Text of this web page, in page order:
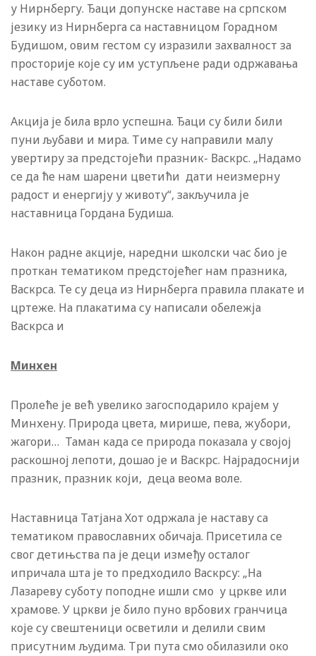
у Нирнбергу. Ђаци допунске наставе на српском
језику из Нирнберга са наставницом Горадном
Будишом, овим гестом су изразили захвалност за
просторије које су им уступљене ради одржавања
наставе суботом.
Акција је била врло успешна. Ђаци су били били
пуни љубави и мира. Тиме су направили малу
увертиру за предстојећи празник- Васкрс. „Надамо
се да ће нам шарени цветићи дати неизмерну
радост и енергију у животу“, закључила је
наставница Гордана Будиша.
Након радне акције, наредни школски час био је
проткан тематиком предстојећег нам празника,
Васкрса. Те су деца из Нирнберга правила плакате и
цртеже. На плакатима су написали обележја
Васкрса и
Минхен
Пролеће је већ увелико загосподарило крајем у
Минхену. Природа цвета, мирише, пева, жубори,
жагори… Таман када се природа показала у својој
раскошној лепоти, дошао је и Васкрс. Најрадоснији
празник, празник који, деца веома воле.
Наставница Татјана Хот одржала је наставу са
тематиком православних обичаја. Присетила се
свог детињства па је деци између осталог
ипричала шта је то предходило Васкрсу: „На
Лазареву суботу поподне ишли смо у цркве или
храмове. У цркви је било пуно врбових гранчица
које су свештеници осветили и делили свим
присутним људима. Три пута смо обилазили око